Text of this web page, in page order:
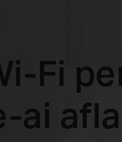
Fi
ai afla